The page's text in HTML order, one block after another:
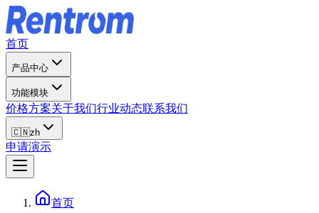
首页
产品中心
功能模块
价格方案关于我们行业动态联系我们
🇨🇳zh
申请演示
首页